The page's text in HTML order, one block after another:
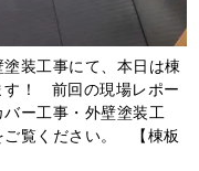
装工事にて、本日は棟
す！ 前回の現場レポー
ー工事・外壁塗装工
ご覧ください。 【棟板